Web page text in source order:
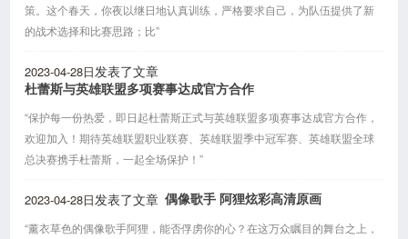
策。这个春天，你夜以继日地认真训练，严格要求自己，为队伍提供了新
的战术选择和比赛思路；比”
2023-04-28日 发表了文章
杜蕾斯与英雄联盟多项赛事达成官方合作
“保护每一份热爱，即日起杜蕾斯正式与英雄联盟多项赛事达成官方合作，
欢迎加入！期待英雄联盟职业联赛、英雄联盟季中冠军赛、英雄联盟全球
总决赛携手杜蕾斯，一起全场保护！”
2023-04-28日发表了文章 偶像歌手 阿狸炫彩高清原画
“薰衣草色的偶像歌手阿狸，能否俘虏你的心？在这万众瞩目的舞台之上，